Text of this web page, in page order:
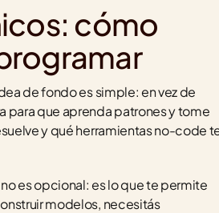
cómo
de fondo es simple: en vez de
para que aprenda patrones y tome
y qué herramientas no-code
es opcional: es lo que te permite
modelos, necesitás